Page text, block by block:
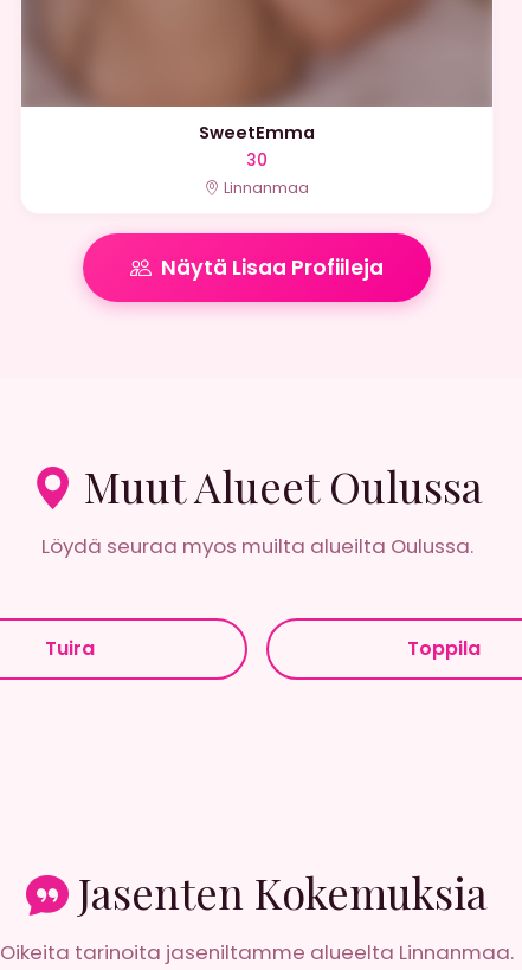
SweetEmma
30
Linnanmaa
Näytä Lisaa Profiileja
Muut Alueet Oulussa
Löydä seuraa myos muilta alueilta Oulussa.
Tuira Toppila
Jasenten Kokemuksia
Oikeita tarinoita jaseniltamme alueelta Linnanmaa.